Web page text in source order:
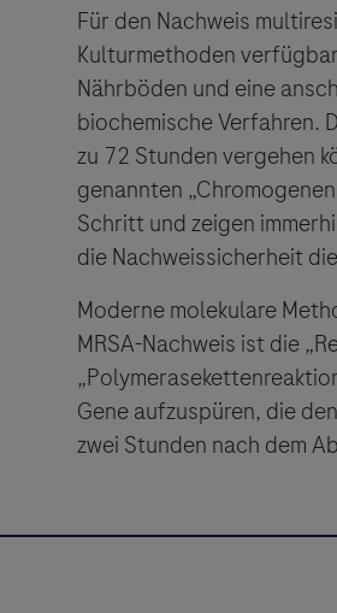
Events
Podcast
Für den Nachweis
Kulturmethoden
Nährböden und eine
biochemische Verfahren.
zu 72 Stunden vergehen
genannten
Schritt und zeigen
die Nachweissicherheit
Moderne molekulare
MRSA-Nachweis ist die
Gene aufzuspüren, die
zwei Stunden nach dem